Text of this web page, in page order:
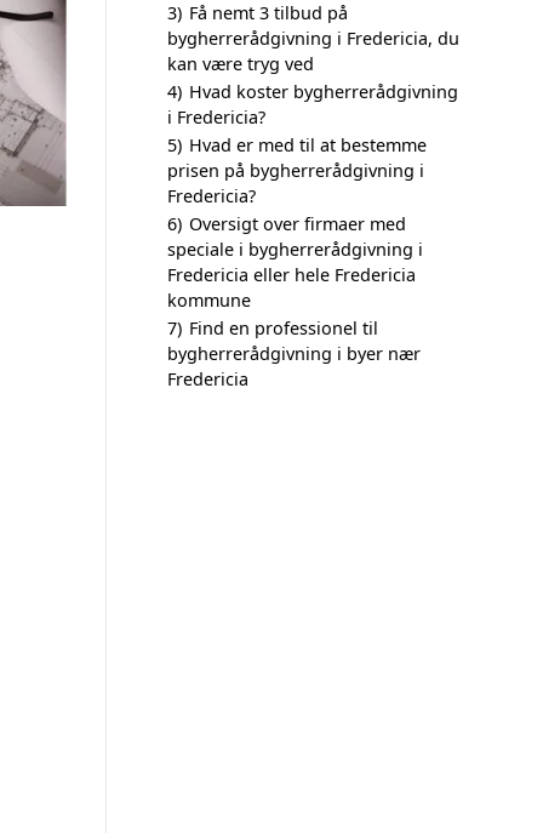
3) Få nemt 3 tilbud på
bygherrerådgivning i Fredericia, du
kan være tryg ved
4) Hvad koster bygherrerådgivning
i Fredericia?
5) Hvad er med til at bestemme
prisen på bygherrerådgivning i
Fredericia?
6) Oversigt over firmaer med
speciale i bygherrerådgivning i
Fredericia eller hele Fredericia
kommune
7) Find en professionel til
bygherrerådgivning i byer nær
Fredericia